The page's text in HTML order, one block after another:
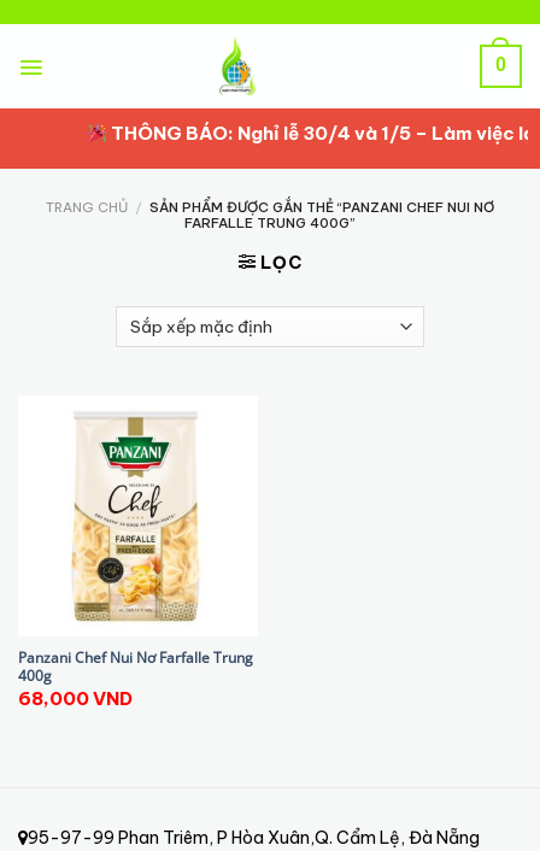
content
0
THÔNG BÁO: Nghỉ lễ 30/4 và 1/5 – Làm việc
TRANG CHỦ / SẢN PHẨM ĐƯỢC GẮN THẺ “PANZANI CHEF NUI NƠ
FARFALLE TRUNG 400G”
LỌC
Panzani Chef Nui Nơ Farfalle Trung
400g
68,000VND
95-97-99 Phan Triêm, P Hòa Xuân,Q. Cẩm Lệ, Đà Nẵng